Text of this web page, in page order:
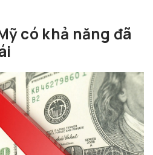
có khả năng đã